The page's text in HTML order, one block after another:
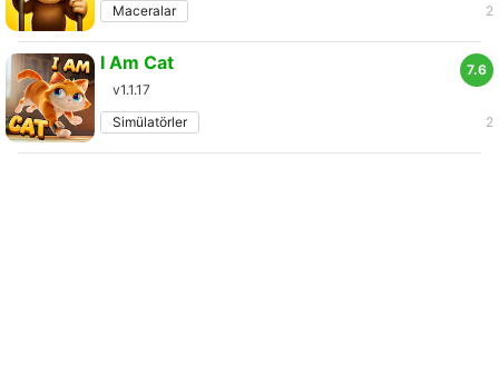
Maceralar
2
7.6
I Am Cat
v1.1.17
Simülatörler
2